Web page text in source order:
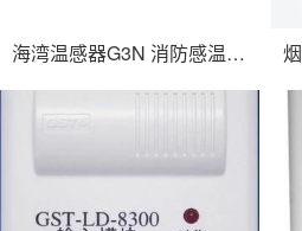
海湾温感器G3N 消防感温火灾火警报警器 烟温感应探测器